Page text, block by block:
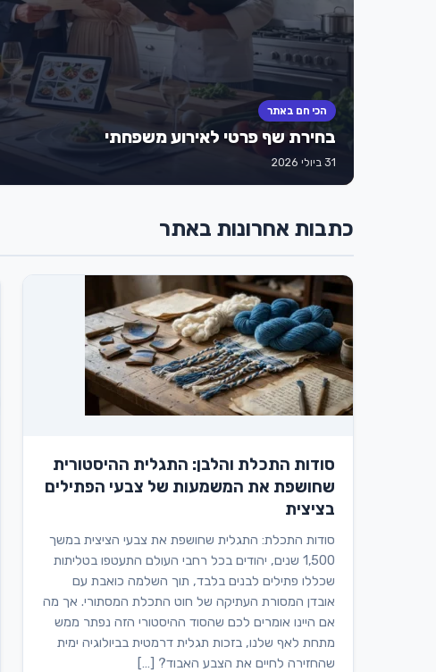
הכי חם באתר
בחירת שף פרטי לאירוע משפחתי
31 ביולי 2026
כתבות אחרונות באתר
סודות התכלת והלבן: התגלית ההיסטורית
שחושפת את המשמעות של צבעי הפתילים
בציצית
סודות התכלת: התגלית שחושפת את צבעי הציצית במשך
1,500 שנים, יהודים בכל רחבי העולם התעטפו בטליתות
שכללו פתילים לבנים בלבד, תוך השלמה כואבת עם
אובדן המסורת העתיקה של חוט התכלת המסתורי. אך מה
אם היינו אומרים לכם שהסוד ההיסטורי הזה נפתר ממש
מתחת לאף שלנו, בזכות תגלית דרמטית בביולוגיה ימית
שהחזירה לחיים את הצבע האבוד? […]